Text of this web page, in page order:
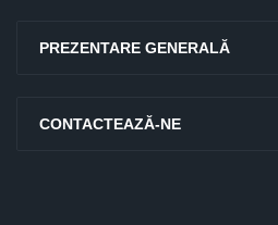
PREZENTARE GENERALĂ
CONTACTEAZĂ-NE